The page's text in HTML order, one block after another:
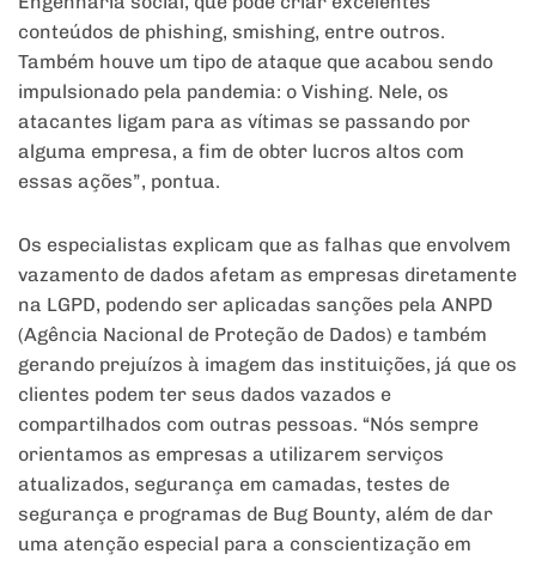
conteúdos de phishing, smishing, entre outros.
Também houve um tipo de ataque que acabou sendo
impulsionado pela pandemia: o Vishing. Nele, os
atacantes ligam para as vítimas se passando por
alguma empresa, a fim de obter lucros altos com
essas ações”, pontua.
Os especialistas explicam que as falhas que envolvem
vazamento de dados afetam as empresas diretamente
na LGPD, podendo ser aplicadas sanções pela ANPD
(Agência Nacional de Proteção de Dados) e também
gerando prejuízos à imagem das instituições, já que os
clientes podem ter seus dados vazados e
compartilhados com outras pessoas. “Nós sempre
orientamos as empresas a utilizarem serviços
atualizados, segurança em camadas, testes de
segurança e programas de Bug Bounty, além de dar
uma atenção especial para a conscientização em